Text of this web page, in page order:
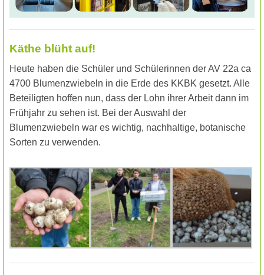
Käthe blüht auf!
Heute haben die Schüler und Schülerinnen der AV 22a ca
4700 Blumenzwiebeln in die Erde des KKBK gesetzt. Alle
Beteiligten hoffen nun, dass der Lohn ihrer Arbeit dann im
Frühjahr zu sehen ist. Bei der Auswahl der
Blumenzwiebeln war es wichtig, nachhaltige, botanische
Sorten zu verwenden.